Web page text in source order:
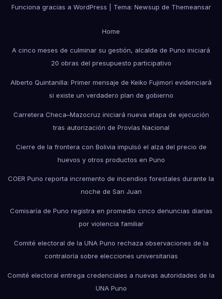
Funciona gracias a WordPress Tema: Newsup de Themeansar
Home
A cinco meses de culminar su gestión, alcalde de Puno iniciará
20 obras del presupuesto participativo
Alberto Quintanilla: Primer mensaje de Keiko Fujimori evidenciará
si existe un verdadero plan de gobierno
Carretera Checa–Mazocruz iniciará nueva etapa de ejecución
tras autorización de Provías Nacional
Cierre de la frontera con Bolivia impulsó el alza del precio de
huevos y otros productos en Puno
COER Puno reporta incremento de incendios forestales durante la
noche de San Juan
Comisaría de Puno registra en promedio cinco denuncias diarias
por violencia familiar
Comité electoral de la UNA Puno rechaza observaciones de la
contraloría sobre elecciones universitarias
Comité electoral entrega credenciales a nuevas autoridades de la
UNA Puno